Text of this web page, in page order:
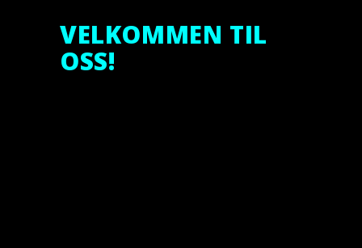
VELKOMMEN TIL
OSS!